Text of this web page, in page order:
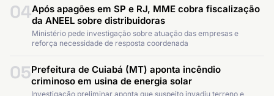
04Após apagões em SP e RJ, MME cobra fiscalização
da ANEEL sobre distribuidoras
Ministério pede investigação sobre atuação das empresas e
reforça necessidade de resposta coordenada
05Prefeitura de Cuiabá (MT) aponta incêndio
criminoso em usina de energia solar
Investigação preliminar aponta que suspeito invadiu terreno e